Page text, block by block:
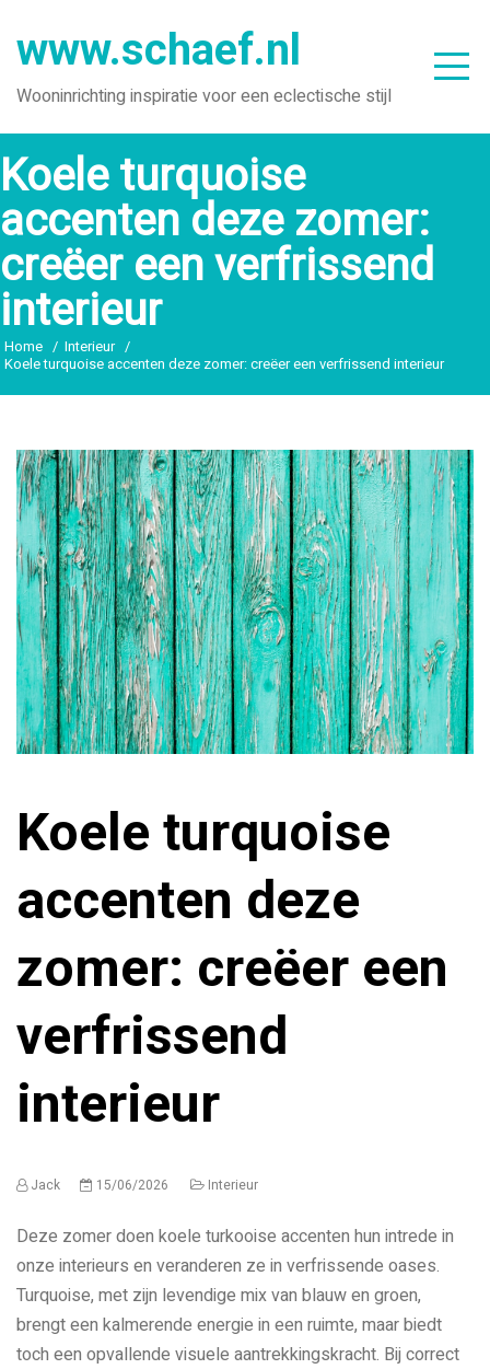
naar
inhoud
www.schaef.nl
Wooninrichting inspiratie voor een eclectische stijl
Koele turquoise
accenten deze zomer:
creëer een verfrissend
interieur
Home
Interieur
Koele turquoise accenten deze zomer: creëer een verfrissend interieur
Koele turquoise
accenten deze
zomer: creëer een
verfrissend
interieur
Jack 15/06/2026 Interieur
Deze zomer doen koele turkooise accenten hun intrede in
onze interieurs en veranderen ze in verfrissende oases.
Turquoise, met zijn levendige mix van blauw en groen,
brengt een kalmerende energie in een ruimte, maar biedt
toch een opvallende visuele aantrekkingskracht. Bij correct